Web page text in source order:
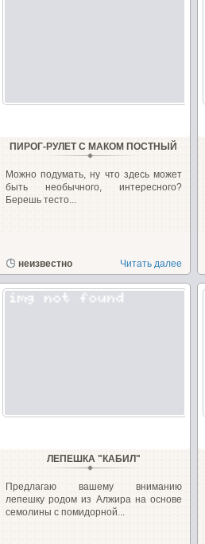
ПИРОГ-РУЛЕТ С МАКОМ ПОСТНЫЙ
Можно подумать, ну что здесь может
быть необычного, интересного?
Берешь тесто...
неизвестно Читать далее
ЛЕПЕШКА "КАБИЛ"
Предлагаю вашему вниманию
лепешку родом из Алжира на основе
семолины с помидорной...